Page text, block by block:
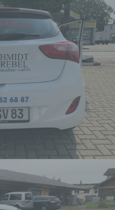
Art der
Daten, die darin
Daten
um bestimmte
die sich auf
beziehen, zu
um Aspekte
Gesundheit,
Interessen,
Ortswechsel
Person zu
vorherzusagen.